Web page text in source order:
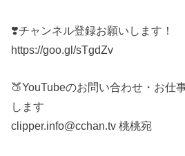
❣️チャンネル登録お願いします！
https://goo.gl/sTgdZv
🍑YouTubeのお問い合わせ・お仕
します
clipper.info@cchan.tv 桃桃宛